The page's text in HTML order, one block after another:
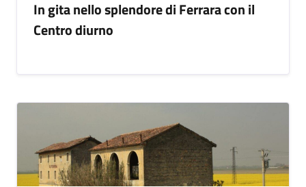
In gita nello splendore di Ferrara con il
Centro diurno